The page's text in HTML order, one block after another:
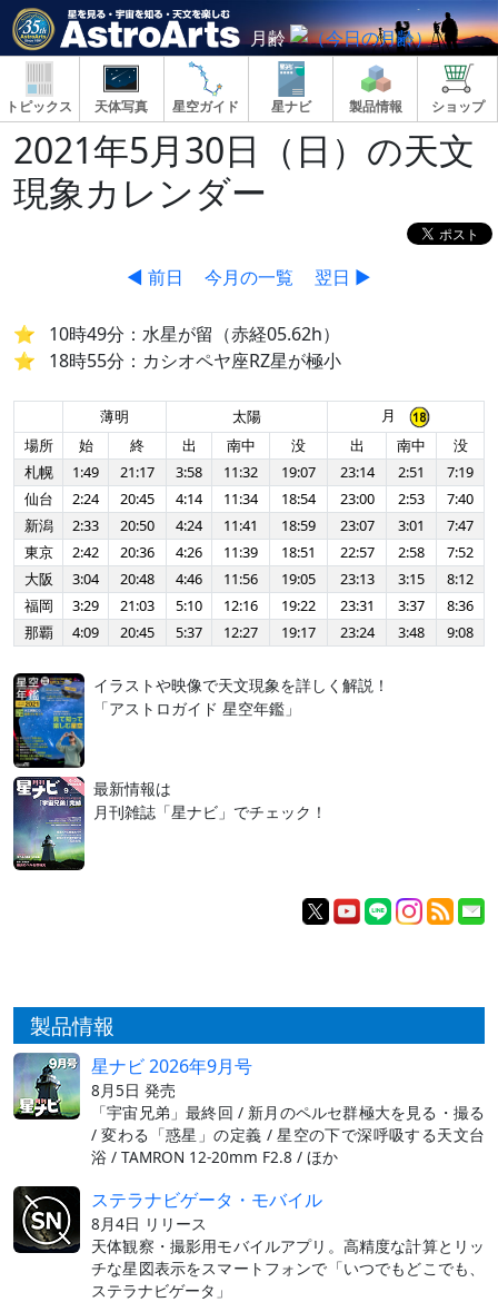
月齢
トピックス 天体写真 星空ガイド 星ナビ 製品情報 ショップ
2021年5月30日（日）の天文
現象カレンダー
◀ 前日 今月の一覧 翌日 ▶
10時49分：水星が留（赤経05.62h）
18時55分：カシオペヤ座RZ星が極小
薄明 太陽
月
場所
始 終 出 南中 没 出 南中
没
札幌
1:49 21:17 3:58 11:32 19:07 23:14 2:51
7:19
仙台
2:24 20:45 4:14 11:34 18:54 23:00 2:53
7:40
新潟
2:33 20:50 4:24 11:41 18:59 23:07 3:01
7:47
東京
2:42 20:36 4:26 11:39 18:51 22:57 2:58
7:52
大阪
3:04 20:48 4:46 11:56 19:05 23:13 3:15
8:12
福岡
3:29 21:03 5:10 12:16 19:22 23:31 3:37
8:36
那覇
4:09 20:45 5:37 12:27 19:17 23:24 3:48 9:08
イラストや映像で天文現象を詳しく解説！
「アストロガイド 星空年鑑」
最新情報は
月刊雑誌「星ナビ」でチェック！
製品情報
星ナビ 2026年9月号
8月5日 発売
「宇宙兄弟」最終回 / 新月のペルセ群極大を見る・撮る
/ 変わる「惑星」の定義 / 星空の下で深呼吸する天文台
浴 / TAMRON 12-20mm F2.8 / ほか
ステラナビゲータ・モバイル
8月4日 リリース
天体観察・撮影用モバイルアプリ。高精度な計算とリッ
チな星図表示をスマートフォンで「いつでもどこでも、
ステラナビゲータ」